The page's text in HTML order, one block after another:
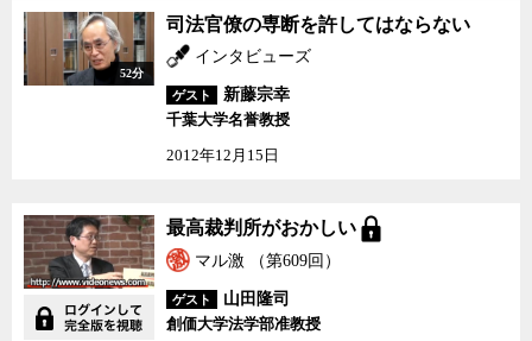
司法官僚の専断を許して
はならない
52分
司法官僚の専断を許してはならない
インタビューズ
ゲスト
新藤宗幸
千葉大学名誉教授
2012年12月15日
最高裁判所がおかしい 最高裁判所がおかしい
マル激 （第609回）
ゲスト
山田隆司
創価大学法学部准教授